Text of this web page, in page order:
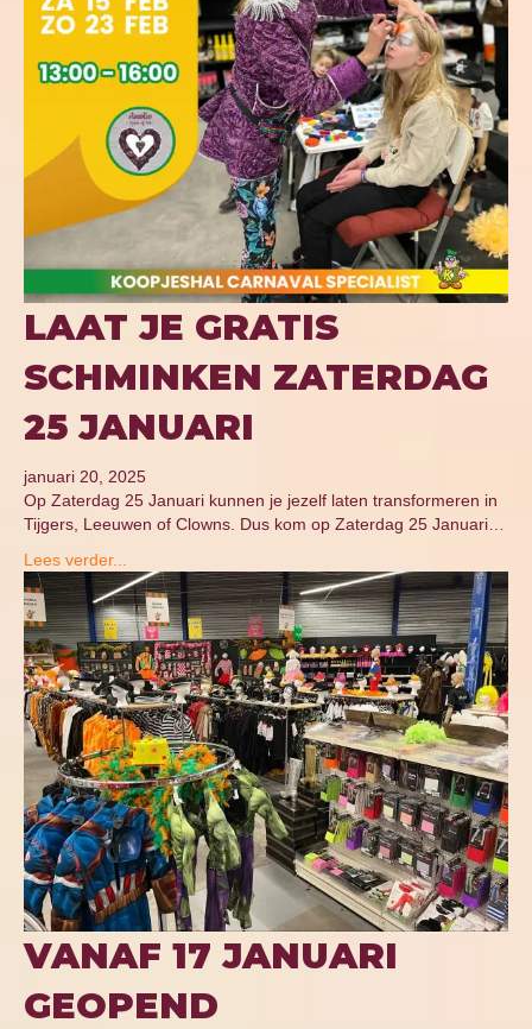
LAAT JE GRATIS
SCHMINKEN ZATERDAG
25 JANUARI
januari 20, 2025
Op Zaterdag 25 Januari kunnen je jezelf laten transformeren in
Tijgers, Leeuwen of Clowns. Dus kom op Zaterdag 25 Januari…
Lees verder...
VANAF 17 JANUARI
GEOPEND